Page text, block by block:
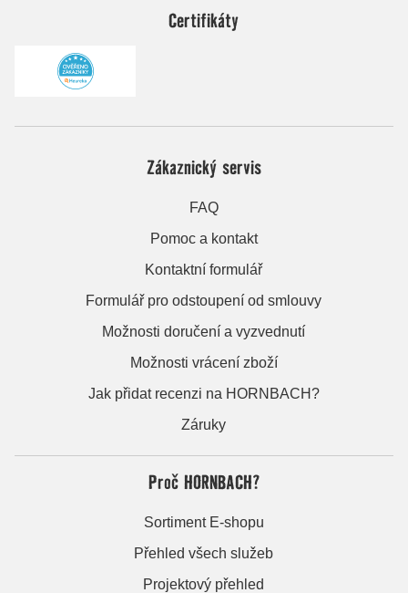
Certifikáty
Zákaznický servis
FAQ
Pomoc a kontakt
Kontaktní formulář
Formulář pro odstoupení od smlouvy
Možnosti doručení a vyzvednutí
Možnosti vrácení zboží
Jak přidat recenzi na HORNBACH?
Záruky
Proč HORNBACH?
Sortiment E-shopu
Přehled všech služeb
Projektový přehled